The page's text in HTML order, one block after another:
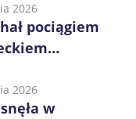
2026
pociągiem
2026
w